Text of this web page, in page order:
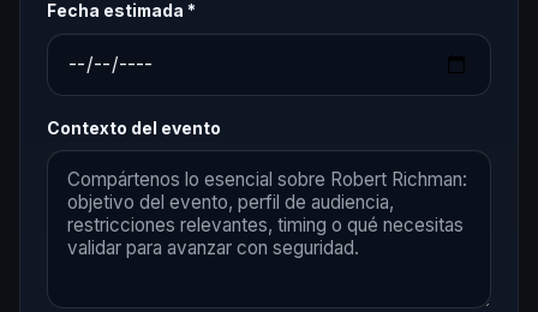
Fecha estimada *
Contexto del evento